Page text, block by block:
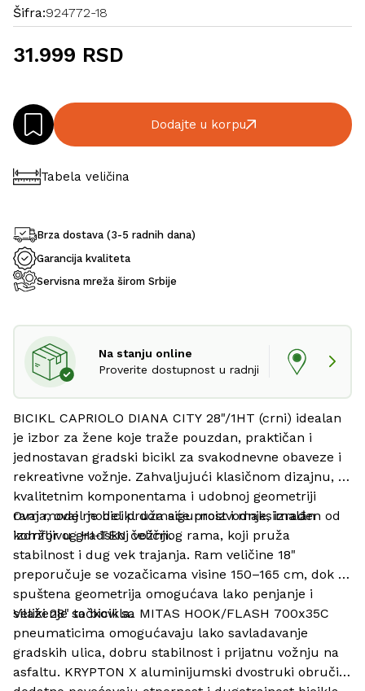
Šifra:924772-18
31.999 RSD
Dodajte u korpu
Tabela veličina
Brza dostava (3-5 radnih dana)
Garancija kvaliteta
Servisna mreža širom Srbije
Na stanju online
Proverite dostupnost u radnji
BICIKL CAPRIOLO DIANA CITY 28"/1HT (crni) idealan
je izbor za žene koje traže pouzdan, praktičan i
jednostavan gradski bicikl za svakodnevne obaveze i
rekreativne vožnje. Zahvaljujući klasičnom dizajnu,
kvalitetnim komponentama i udobnoj geometriji
rama, ovaj model pruža sigurnost i maksimalan
komfor u gradskoj vožnji.
Ovaj model je bicikl domaće proizvodnje, izrađen od
izdržljivog HI-TEN čeličnog rama, koji pruža
stabilnost i dug vek trajanja. Ram veličine 18"
preporučuje se vozačicama visine 150–165 cm, dok
spuštena geometrija omogućava lako penjanje i
silaženje sa bicikla.
Veliki 28" točkovi sa MITAS HOOK/FLASH 700x35C
pneumaticima omogućavaju lako savladavanje
gradskih ulica, dobru stabilnost i prijatnu vožnju na
asfaltu. KRYPTON X aluminijumski dvostruki obruči